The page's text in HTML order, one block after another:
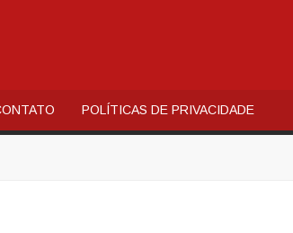
POLÍTICAS DE PRIVACIDADE